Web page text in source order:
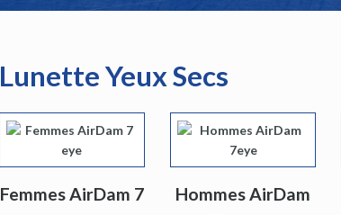
Lunette Yeux Secs
Femmes AirDam 7
Hommes AirDam